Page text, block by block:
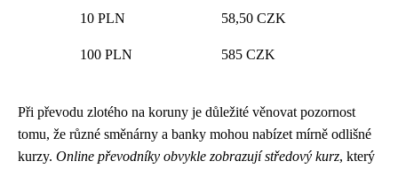
10 PLN 58,50 CZK
100 PLN 585 CZK
Při převodu zlotého na koruny je důležité věnovat pozornost
tomu, že různé směnárny a banky mohou nabízet mírně odlišné
kurzy. Online převodníky obvykle zobrazují středový kurz, který